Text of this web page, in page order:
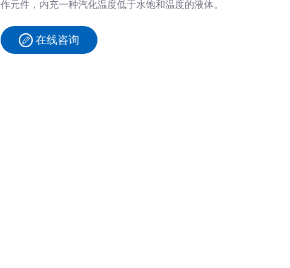
作元件，内充一种汽化温度低于水饱和温度的液体。
在线咨询